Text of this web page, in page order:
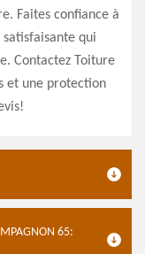
Faites confiance à
qui
Contactez Toiture
et une protection
65: